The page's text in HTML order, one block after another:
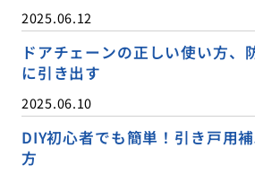
2025.06.12
ドアチェーンの正しい使い方、
に引き出す
2025.06.10
DIY初心者でも簡単！引き戸用
方